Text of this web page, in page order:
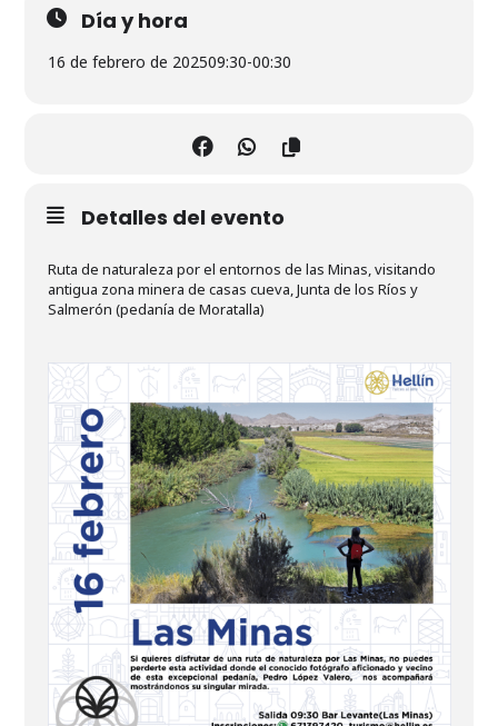
Día y hora
16 de febrero de 202509:30-00:30
Detalles del evento
Ruta de naturaleza por el entornos de las Minas, visitando
antigua zona minera de casas cueva, Junta de los Ríos y
Salmerón (pedanía de Moratalla)